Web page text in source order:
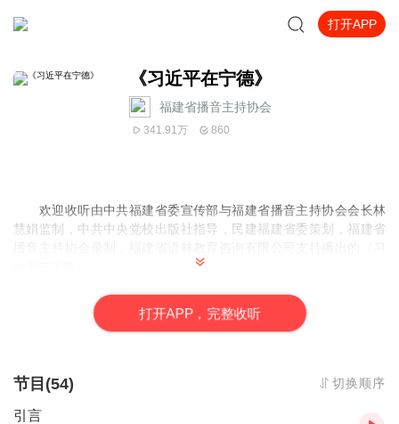
打开APP
《习近平在宁德》
福建省播音主持协会
341.91万 860
欢迎收听由中共福建省委宣传部与福建省播音主持协会会长林
慧娟监制，中共中央党校出版社指导，民建福建省委策划，福建省
《习近平在正定》之后，同样以讲述者口述记录的形式，再现习近
平同志成长历程中的一个阶段。这组采访实录共19篇，于2019年5
习近平同志1988年6月至1990年4月任宁德地委书记。宁德是福
建沿海一个欠发达地区，是当时全国18个集中连片贫困地区之一，
全地区9个县有6个是贫困县，经济总量排全省最末，俗称“闽东老
打开APP，完整收听
节目(54) 切换顺序
引言